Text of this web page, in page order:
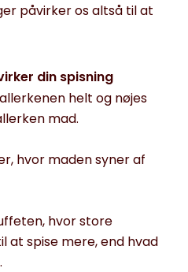
påvirker os altså til at
din spisning
helt og nøjes
mad.
hvor maden syner af
hvor store
at spise mere, end hvad